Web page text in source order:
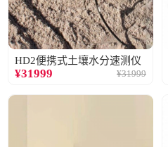
HD2便携式土壤水分速测仪
¥31999 ¥31999